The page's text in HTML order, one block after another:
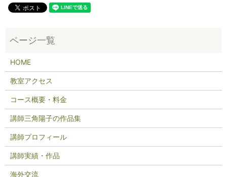
HOME
教室アクセス
コース概要・料金
講師三角陽子の作品集
講師プロフィール
講師実績・作品
海外交流